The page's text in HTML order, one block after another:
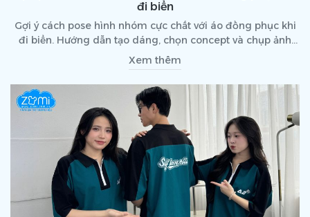
đi biển
Gợi ý cách pose hình nhóm cực chất với áo đồng phục khi
đi biển. Hướng dẫn tạo dáng, chọn concept và chụp ảnh
đẹp, chuyên nghiệp.
Xem thêm